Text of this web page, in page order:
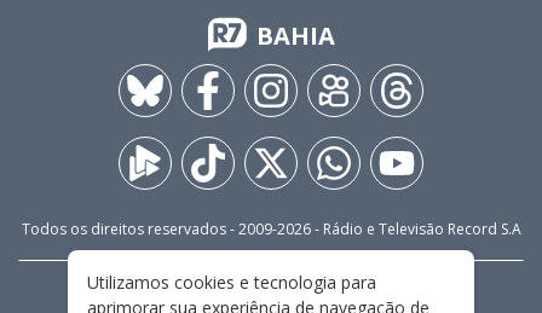
BAHIA
Todos os direitos reservados - 2009-2026- Rádio e Televisão Record S.A
FALE CONOSCO PRIVACIDADE
Utilizamos cookies e tecnologia para
aprimorar sua experiência de navegação de